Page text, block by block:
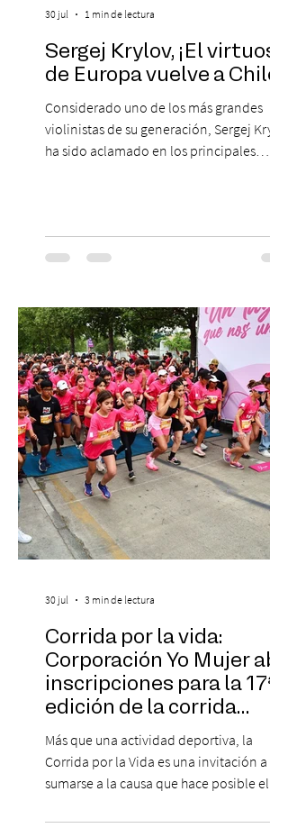
Sergej Krylov, ¡El virtuoso
de Europa vuelve a Chile!
Considerado uno de los más grandes
violinistas de su generación, Sergej Krylov
ha sido aclamado en los principales
escenario del Teatro CA660 para
protagonizar una velada extraordinaria
Las Cuatro Estaciones de Antonio Vivaldi y
Las Cuatro Estaciones Porteñas de Astor
Piazzolla. Déja
30 jul 1 min de lectura
Corrida por la vida:
Corporación Yo Mujer abre
inscripciones para la 17ª
edición de la corrida
solidaria
Más que una actividad deportiva, la
Corrida por la Vida es una invitación a
sumarse a la causa que hace posible el
desarrolla durante todo el año: brindar
30 jul 3 min de lectura